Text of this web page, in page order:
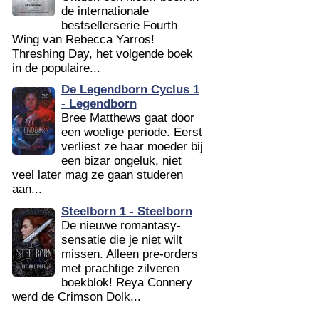
de internationale
bestsellerserie Fourth
Wing van Rebecca Yarros!
Threshing Day, het volgende boek
in de populaire...
De Legendborn Cyclus 1
- Legendborn
Bree Matthews gaat door
een woelige periode. Eerst
verliest ze haar moeder bij
een bizar ongeluk, niet
veel later mag ze gaan studeren
aan...
Steelborn 1 - Steelborn
De nieuwe romantasy-
sensatie die je niet wilt
missen. Alleen pre-orders
met prachtige zilveren
boekblok! Reya Connery
werd de Crimson Dolk...